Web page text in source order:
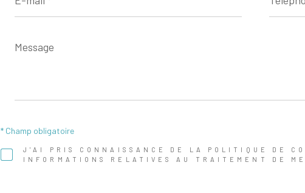
*
Message
*
J'AI PRIS CONNAISSANCE DE LA POLITIQUE DE
INFORMATIONS RELATIVES AU TRAITEMENT DE
* Champ obligatoire